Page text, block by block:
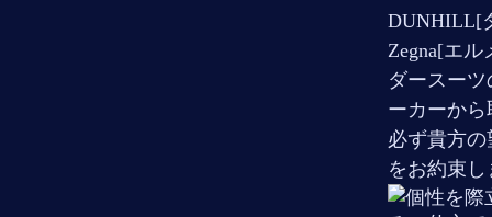
DUNHILL[
Zegna[エ
ダースー
ーカーか
必ず貴方
をお約束